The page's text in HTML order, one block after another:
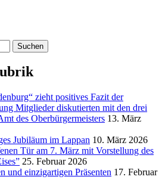
zieht positives Fazit der
Mitglieder diskutierten mit den drei
des Oberbürgermeisters 13. März
Jubiläum im Lappan 10. März 2026
Tür am 7. März mit Vorstellung des
25. Februar 2026
und einzigartigen Präsenten 17. Februar